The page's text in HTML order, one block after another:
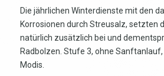
Die jährlichen Winterdienste mit den
Korrosionen durch Streusalz, setzten
natürlich zusätzlich bei und
Radbolzen. Stufe 3, ohne
Modis.